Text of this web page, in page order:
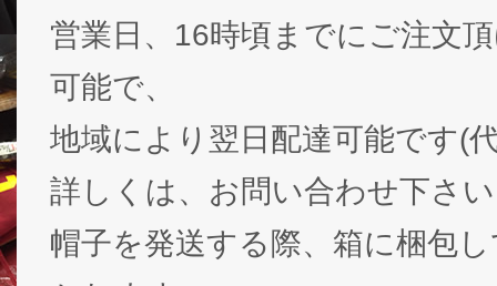
営業日、16時頃までにご注文
可能で、
地域により翌日配達可能です(
詳しくは、お問い合わせ下さ
帽子を発送する際、箱に梱包